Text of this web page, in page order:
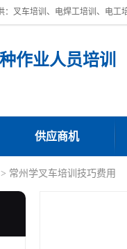
供应商机
> 常州学叉车培训技巧费用